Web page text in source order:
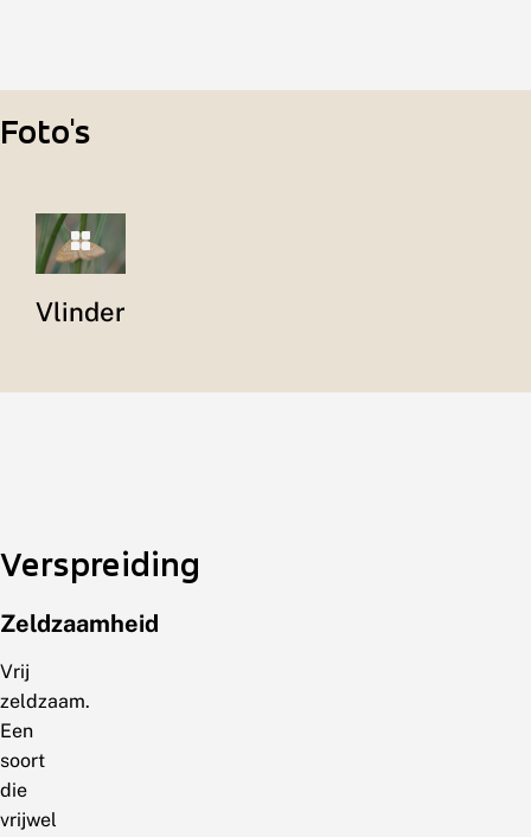
Foto's
Vlinder
Verspreiding
Zeldzaamheid
Vrij
zeldzaam.
Een
soort
die
vrijwel